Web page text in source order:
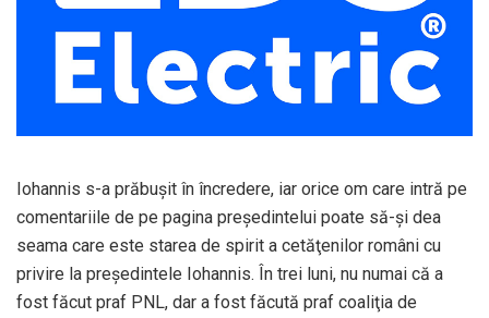
Iohannis s-a prăbuşit în încredere, iar orice om care intră pe
comentariile de pe pagina preşedintelui poate să-şi dea
seama care este starea de spirit a cetăţenilor români cu
privire la preşedintele Iohannis. În trei luni, nu numai că a
fost făcut praf PNL, dar a fost făcută praf coaliţia de